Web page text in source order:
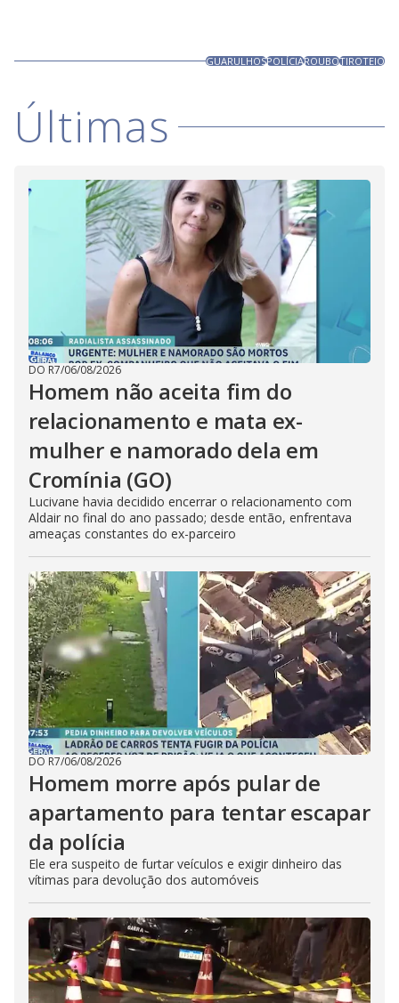
GUARULHOSPOLÍCIAROUBOTIROTEIO
Últimas
DO R7/06/08/2026
Homem não aceita fim do
relacionamento e mata ex-
mulher e namorado dela em
Cromínia (GO)
Lucivane havia decidido encerrar o relacionamento com
Aldair no final do ano passado; desde então, enfrentava
ameaças constantes do ex-parceiro
DO R7/06/08/2026
Homem morre após pular de
apartamento para tentar escapar
da polícia
Ele era suspeito de furtar veículos e exigir dinheiro das
vítimas para devolução dos automóveis